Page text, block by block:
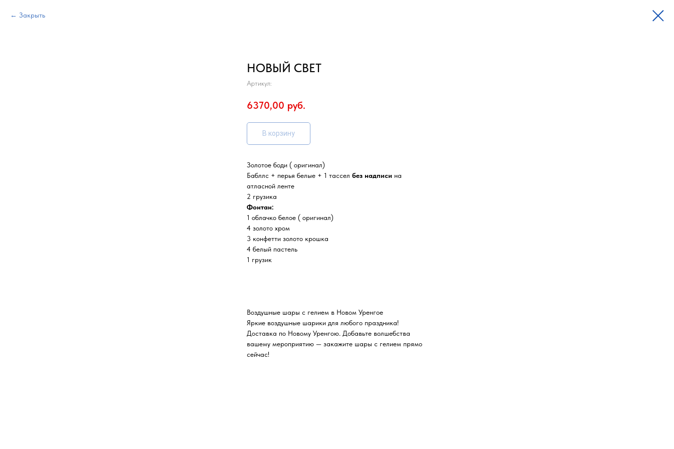
Закрыть
НОВЫЙ СВЕТ
Артикул:
6370,00 руб.
В корзину
Золотое боди ( оригинал)
Бабллс + перья белые + 1 тассел без надписи на
атласной ленте
2 грузика
Фонтан:
1 облачко белое ( оригинал)
4 золото хром
3 конфетти золото крошка
4 белый пастель
1 грузик
Воздушные шары с гелием в Новом Уренгое
Яркие воздушные шарики для любого праздника!
Доставка по Новому Уренгою. Добавьте волшебства
вашему мероприятию — закажите шары с гелием прямо
сейчас!